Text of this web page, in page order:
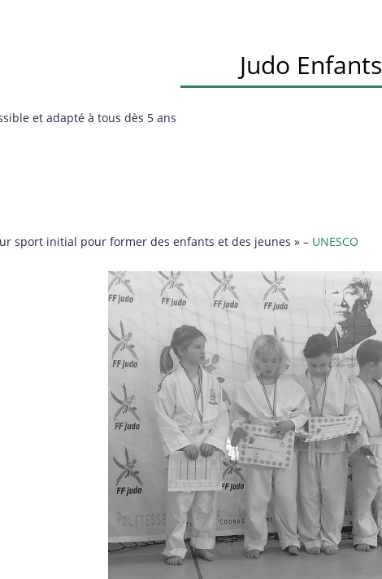
Judo Enfants
et adapté à tous dès 5 ans
sport initial pour former des enfants et des jeunes » – UNESCO